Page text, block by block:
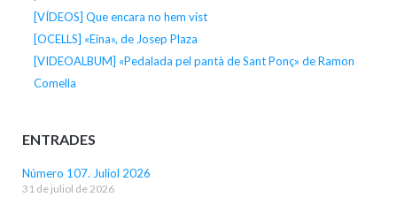
[VÍDEOS] Que encara no hem vist
[OCELLS] «Eina», de Josep Plaza
[VIDEOALBUM] «Pedalada pel pantà de Sant Ponç» de Ramon
Comella
ENTRADES
Número 107. Juliol 2026
31 de juliol de 2026